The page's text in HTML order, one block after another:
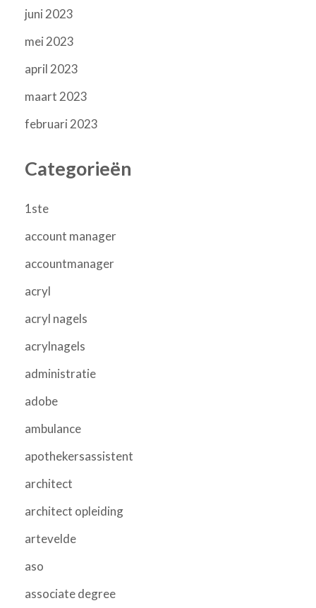
juni 2023
mei 2023
april 2023
maart 2023
februari 2023
Categorieën
1ste
account manager
accountmanager
acryl
acryl nagels
acrylnagels
administratie
adobe
ambulance
apothekersassistent
architect
architect opleiding
artevelde
aso
associate degree